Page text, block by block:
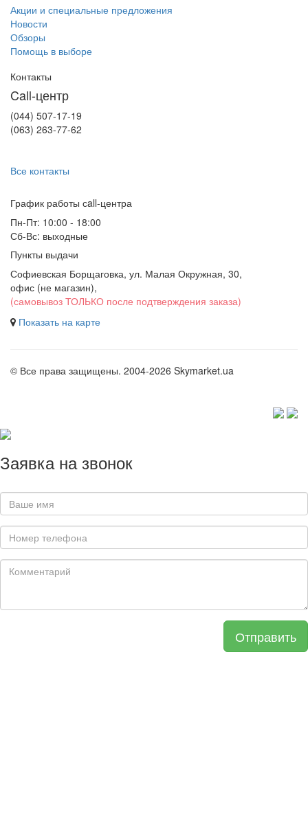
Акции и специальные предложения
Новости
Обзоры
Помощь в выборе
Контакты
Call-центр
(044) 507-17-19
(063) 263-77-62
Все контакты
График работы сall-центра
Пн-Пт: 10:00 - 18:00
Сб-Вс: выходные
Пункты выдачи
Софиевская Борщаговка, ул. Малая Окружная, 30,
офис (не магазин),
(самовывоз ТОЛЬКО после подтверждения заказа)
Показать на карте
© Все права защищены. 2004-2026 Skymarket.ua
Заявка на звонок
Отправить